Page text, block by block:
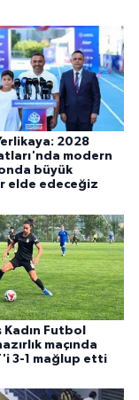
2028
modern
büyük
elde edeceğiz
Kadın Futbol
maçında
3-1 mağlup etti